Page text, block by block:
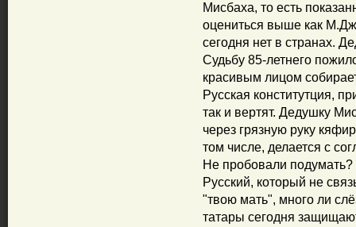
Мисбаха, то есть
оцениться выше как
сегодня нет в странах.
Судьбу 85-летнего
красивым лицом
Русская конститутция,
так и вертят. Дедушку
через грязную руку
том числе, делается с
Не пробовали
Русский, который не
"твою мать", много ли
татары сегодня